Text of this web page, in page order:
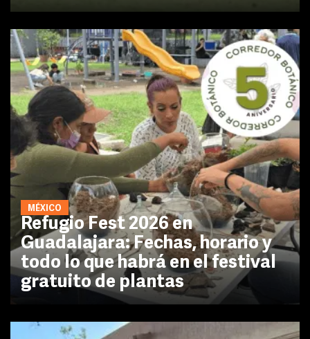
MÉXICO
Refugio Fest 2026 en
Guadalajara: Fechas, horario y
todo lo que habrá en el festival
gratuito de plantas